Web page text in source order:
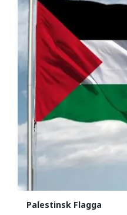
Palestinsk Flagga